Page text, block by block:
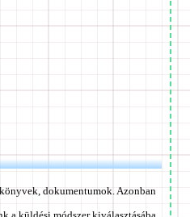
dokumentumok. Azonban